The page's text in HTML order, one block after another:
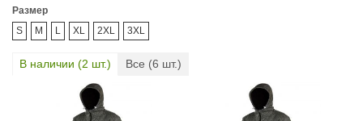
Размер
S
M L XL 2XL 3XL
В наличии (2 шт.) Все (6 шт.)